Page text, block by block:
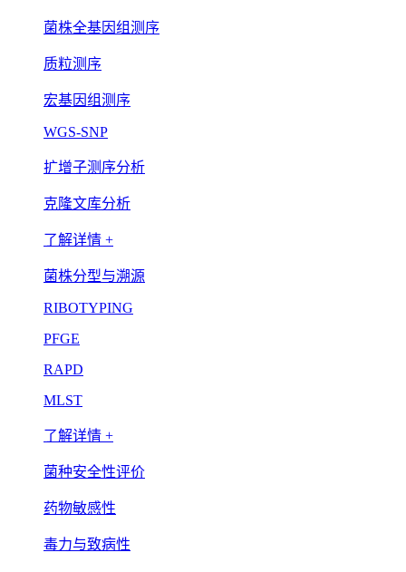
菌株全基因组测序
质粒测序
宏基因组测序
WGS-SNP
扩增子测序分析
克隆文库分析
了解详情 +
菌株分型与溯源
RIBOTYPING
PFGE
RAPD
MLST
了解详情 +
菌种安全性评价
药物敏感性
毒力与致病性